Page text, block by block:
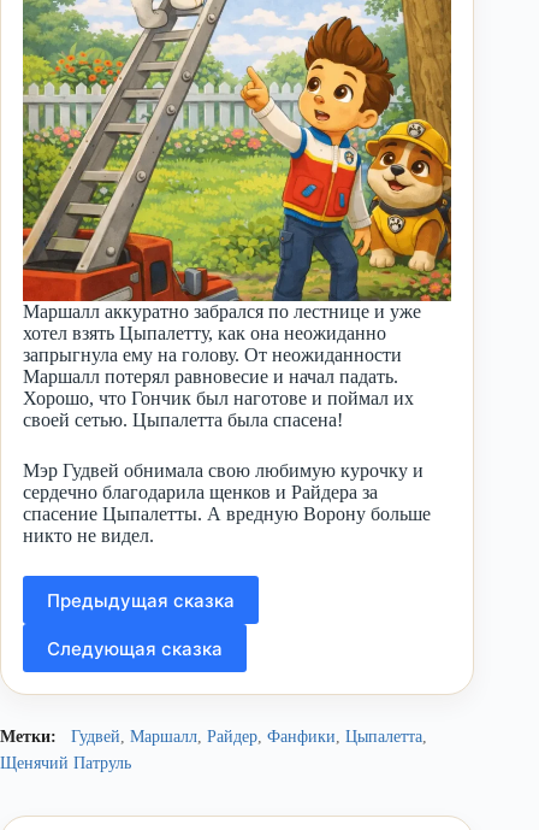
Маршалл аккуратно забрался по лестнице и уже
хотел взять Цыпалетту, как она неожиданно
запрыгнула ему на голову. От неожиданности
Маршалл потерял равновесие и начал падать.
Хорошо, что Гончик был наготове и поймал их
своей сетью. Цыпалетта была спасена!
Мэр Гудвей обнимала свою любимую курочку и
сердечно благодарила щенков и Райдера за
спасение Цыпалетты. А вредную Ворону больше
никто не видел.
Предыдущая сказка
Следующая сказка
Метки: Гудвей, Маршалл, Райдер, Фанфики, Цыпалетта,
Щенячий Патруль